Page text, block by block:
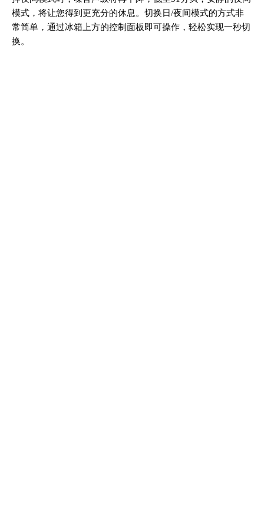
模式，将让您得到更充分的休息。切换日/夜间模式的方式非
常简单，通过冰箱上方的控制面板即可操作，轻松实现一秒切
换。